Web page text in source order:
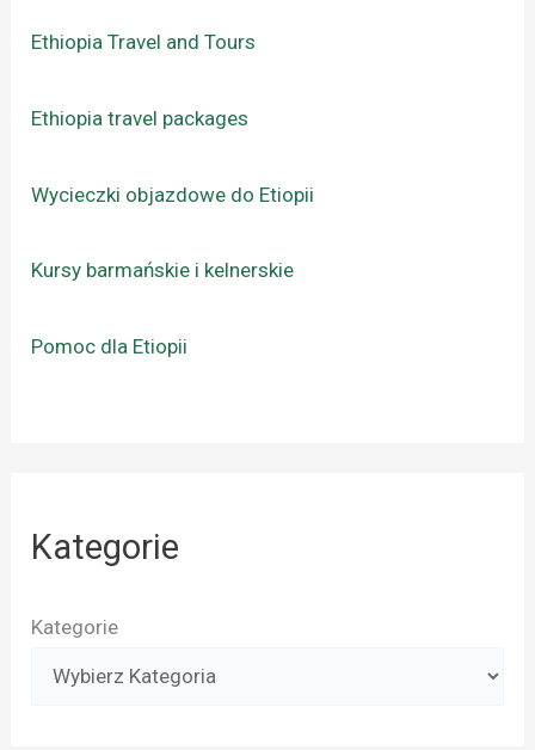
Ethiopia Travel and Tours
Ethiopia travel packages
Wycieczki objazdowe do Etiopii
Kursy barmańskie i kelnerskie
Pomoc dla Etiopii
Kategorie
Kategorie